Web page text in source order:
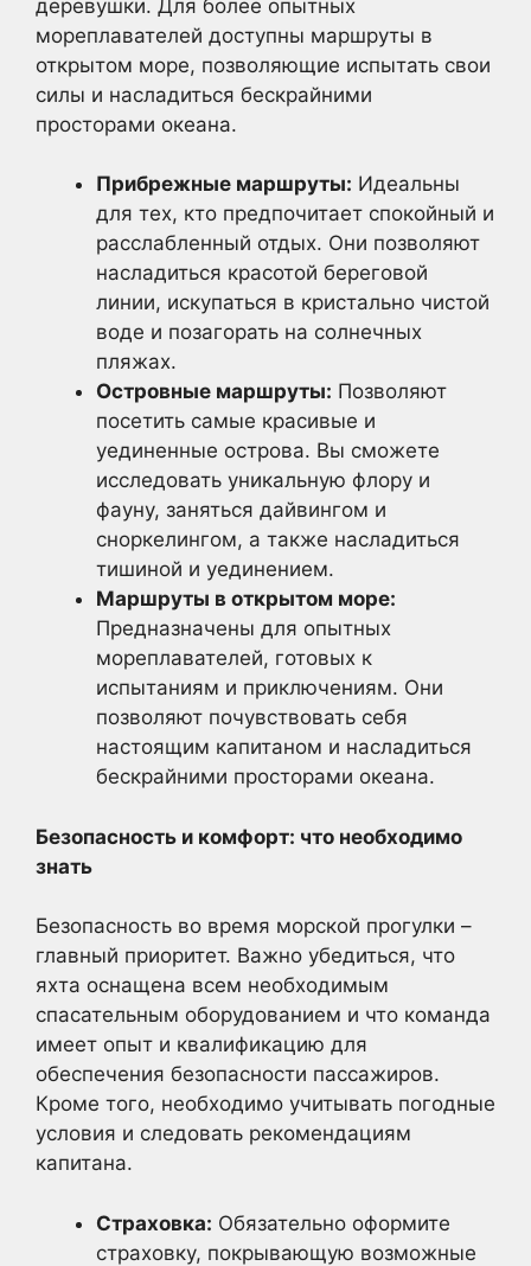
деревушки. Для более опытных
мореплавателей доступны маршруты в
открытом море, позволяющие испытать свои
силы и насладиться бескрайними
просторами океана.
Прибрежные маршруты: Идеальны
для тех, кто предпочитает спокойный и
расслабленный отдых. Они позволяют
насладиться красотой береговой
линии, искупаться в кристально чистой
воде и позагорать на солнечных
пляжах.
Островные маршруты: Позволяют
посетить самые красивые и
уединенные острова. Вы сможете
исследовать уникальную флору и
фауну, заняться дайвингом и
сноркелингом, а также насладиться
тишиной и уединением.
Маршруты в открытом море:
Предназначены для опытных
мореплавателей, готовых к
испытаниям и приключениям. Они
позволяют почувствовать себя
настоящим капитаном и насладиться
бескрайними просторами океана.
Безопасность и комфорт: что необходимо
знать
Безопасность во время морской прогулки –
главный приоритет. Важно убедиться, что
яхта оснащена всем необходимым
спасательным оборудованием и что команда
имеет опыт и квалификацию для
обеспечения безопасности пассажиров.
Кроме того, необходимо учитывать погодные
условия и следовать рекомендациям
капитана.
Страховка: Обязательно оформите
страховку, покрывающую возможные